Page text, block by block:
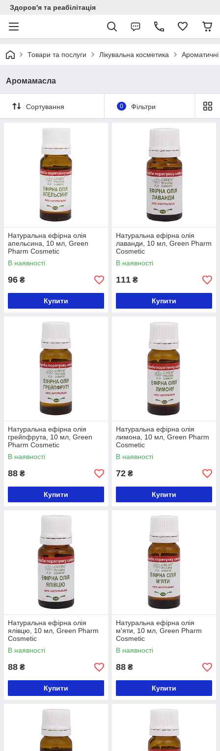
Здоров'я та реабілітація
Товари та послуги Лікувальна косметика
Аромамасла
Сортування 0 Фільтри
Натуральна ефірна олія
апельсина, 10 мл, Green
Pharm Cosmetic
В наявності
96 ₴
Купити
Натуральна ефірна олія
лаванди, 10 мл, Green Pharm
Cosmetic
В наявності
111 ₴
Купити
Натуральна ефірна олія
грейпфрута, 10 мл, Green
Pharm Cosmetic
В наявності
88 ₴
Купити
Натуральна ефірна олія
лимона, 10 мл, Green Pharm
Cosmetic
В наявності
72 ₴
Купити
Натуральна ефірна олія
ялівцю, 10 мл, Green Pharm
Cosmetic
В наявності
88 ₴
Купити
Натуральна ефірна олія
м'яти, 10 мл, Green Pharm
Cosmetic
В наявності
88 ₴
Купити